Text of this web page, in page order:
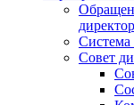
Система
Совет